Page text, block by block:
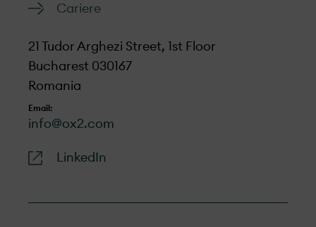
Cariere
21 Tudor Arghezi Street, 1st Floor
Bucharest 030167
Romania
Email:
info@ox2.com
LinkedIn